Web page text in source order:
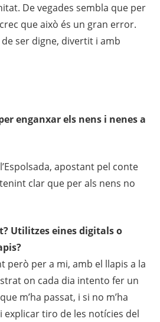
De vegades sembla que per
que això és un gran error.
ser digne, divertit i amb
enganxar els nens i nenes a
apostant pel conte
clar que per als nens no
Utilitzes eines digitals o
però per a mi, amb el llapis a la
on cada dia intento fer un
m’ha passat, i si no m’ha
explicar tiro de les notícies del